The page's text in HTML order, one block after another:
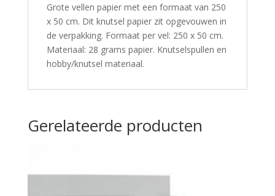
Grote vellen papier met een formaat van 250
x 50 cm. Dit knutsel papier zit opgevouwen in
de verpakking. Formaat per vel: 250 x 50 cm.
Materiaal: 28 grams papier. Knutselspullen en
hobby/knutsel materiaal.
Gerelateerde producten